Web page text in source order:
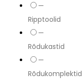
—
Ripptoolid
—
Rõdukastid
—
Rõdukomplektid